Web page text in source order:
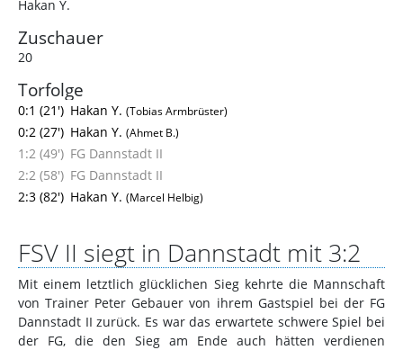
Hakan Y.
Zuschauer
20
Torfolge
0:1 (21') Hakan Y. (Tobias Armbrüster)
0:2 (27') Hakan Y. (Ahmet B.)
1:2 (49') FG Dannstadt II
2:2 (58') FG Dannstadt II
2:3 (82') Hakan Y. (Marcel Helbig)
FSV II siegt in Dannstadt mit 3:2
Mit einem letztlich glücklichen Sieg kehrte die Mannschaft
von Trainer Peter Gebauer von ihrem Gastspiel bei der FG
Dannstadt II zurück. Es war das erwartete schwere Spiel bei
der FG, die den Sieg am Ende auch hätten verdienen